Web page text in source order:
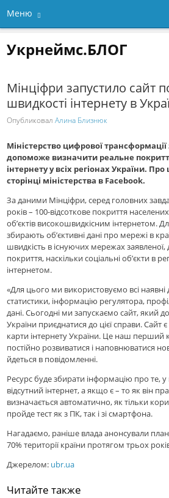
Меню
Укрнеймс.БЛОГ
Мінціфри запустило сайт
швидкості інтернету в
ОпубликовалАлина Близнюк
Міністерство цифрової
допоможе визначити реальне
інтернету у всіх регіонах України.
сторінці міністерства в Facebook.
За даними Мінціфри, серед головних
рокiв – 100-відсоткове покриття населених
об’єктів високошвидкісним інтернетом.
збирають об’єктивні дані про мережі в
швидкість в існуючих мережах заявленої,
покриття, наскільки соціальні об’єкти в
інтернетом.
«Для цього ми використовуємо всі наявні
статистики, інформацію регулятора,
дані. Сьогодні ми запускаємо сайт, який
України приєднатися до цієї справи.
карти інтернету України. Це наш перший
постійно розвиватися і наповнюватися
йдеться в повідомленні.
Ресурс буде збирати інформацію про те, у
відсутний інтернет, а якщо є – то як він
визначається автоматично, як тільки
пройде тест як з ПК, так і зі смартфона.
Нагадаємо, раніше влада анонсували
70% території країни протягом трьох
Джерелом: ubr.ua
Читайте также